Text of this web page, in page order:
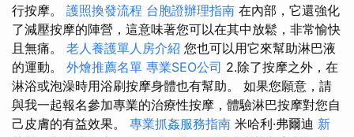
行按摩。 護照換發流程 台胞證辦理指南 在內部，它還強化
了減壓按摩的陣營，這意味著您可以在其中放鬆，非常愉快
且無痛。 老人養護單人房介紹 您也可以用它來幫助淋巴液
的運動。 外燴推薦名單 專業SEO公司 2.除了按摩之外，在
淋浴或泡澡時用浴刷按摩身體也有幫助。 如果您願意，請
與我一起報名參加專業的治療性按摩，體驗淋巴按摩對您自
己皮膚的有益效果。 專業抓姦服務指南 米哈利·弗爾迪 新